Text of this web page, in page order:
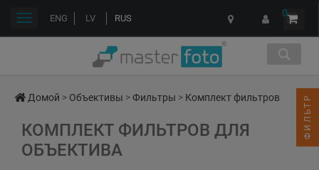
ENG LV RUS 0
Переключить
Домой > Объективы >Фильтры > Комплект фильтров
КОМПЛЕКТ ФИЛЬТРОВ ДЛЯ
ОБЪЕКТИВА
ФИЛЬТР